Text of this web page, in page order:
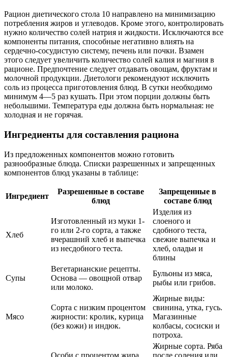
Рацион диетического стола 10 направлено на минимизацию
потребления жиров и углеводов. Кроме этого, контролировать
нужно количество солей натрия и жидкости. Исключаются все
компоненты питания, способные негативно влиять на
сердечно-сосудистую систему, печень или почки. Взамен
этого следует увеличить количество солей калия и магния в
рационе. Предпочтение следует отдавать овощам, фруктам и
молочной продукции. Диетологи рекомендуют исключить
соль из процесса приготовления блюд. В сутки необходимо
минимум 4―5 раз кушать. При этом порции должны быть
небольшими. Температура еды должна быть нормальная: не
холодная и не горячая.
Ингредиенты для составления рациона
Из предложенных компонентов можно готовить
разнообразные блюда. Списки разрешенных и запрещенных
компонентов блюд указаны в таблице:
Ингредиент
Разрешенные в составе
блюд
Запрещенные в
составе блюд
Хлеб
Изготовленный из муки 1-
го или 2-го сорта, а также
вчерашний хлеб и выпечка
из несдобного теста.
Изделия из
слоеного и
сдобного теста,
свежие выпечка и
хлеб, оладьи и
блины
Супы
Вегетарианские рецепты.
Основа ― овощной отвар
или молоко.
Бульоны из мяса,
рыбы или грибов.
Мясо
Сорта с низким процентом
жирности: кролик, курица
(без кожи) и индюк.
Жирные виды:
свинина, утка, гусь.
Магазинные
колбасы, сосиски и
потроха.
Особи с процентом жира
Жирные сорта. Ряба
после соления или